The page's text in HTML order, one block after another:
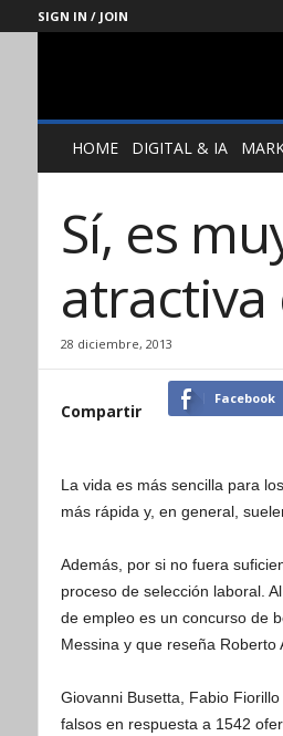
SIGN IN / JOIN
Management
SocietyHOME DIGITAL & IA
Sí, es
28 diciembre, 2013
Compartir
Facebook
La vida es más sencilla para
más rápida y, en general,
Además, por si no fuera
proceso de selección laboral.
de empleo es un concurso de
Messina y que reseña Roberto
Giovanni Busetta, Fabio
falsos en respuesta a 1542